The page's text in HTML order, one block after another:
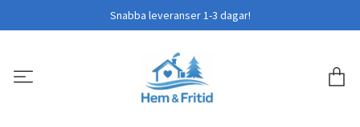
Snabba leveranser 1-3 dagar!